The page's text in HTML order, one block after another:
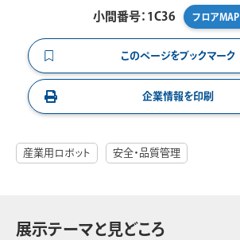
小間番号：1C36 フロアMAP
このページをブックマーク
企業情報を印刷
産業用ロボット 安全・品質管理
展示テーマと見どころ